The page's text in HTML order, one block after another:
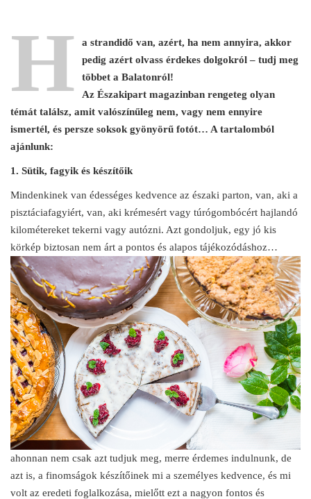
H
a strandidő van, azért, ha nem annyira, akkor
pedig azért olvass érdekes dolgokról – tudj meg
többet a Balatonról!
Az Északipart magazinban rengeteg olyan
témát találsz, amit valószínűleg nem, vagy nem ennyire
ismertél, és persze soksok gyönyörű fotót… A tartalomból
ajánlunk:
1. Sütik, fagyik és készítőik
Mindenkinek van édességes kedvence az északi parton, van, aki a
pisztáciafagyiért, van, aki krémesért vagy túrógombócért hajlandó
kilométereket tekerni vagy autózni. Azt gondoljuk, egy jó kis
körkép biztosan nem árt a pontos és alapos tájékozódáshoz…
ahonnan nem csak azt tudjuk meg, merre érdemes indulnunk, de
azt is, a finomságok készítőinek mi a személyes kedvence, és mi
volt az eredeti foglalkozása, mielőtt ezt a nagyon fontos és